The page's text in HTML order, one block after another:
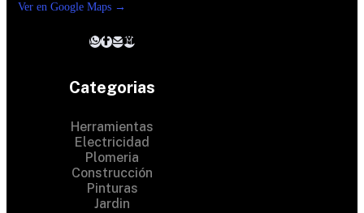
Ver en Google Maps →
Categorias
Herramientas
Electricidad
Plomeria
Construcción
Pinturas
Jardin